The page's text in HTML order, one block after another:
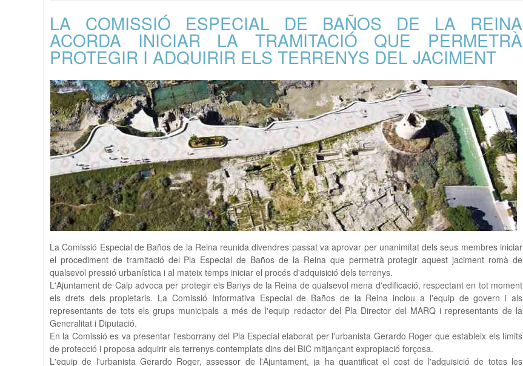
LA COMISSIÓ ESPECIAL DE BAÑOS DE LA REINA
ACORDA INICIAR LA TRAMITACIÓ QUE PERMETRÀ
PROTEGIR I ADQUIRIR ELS TERRENYS DEL JACIMENT
La Comissió Especial de Baños de la Reina reunida divendres passat va aprovar per unanimitat dels seus membres iniciar
el procediment de tramitació del Pla Especial de Baños de la Reina que permetrà protegir aquest jaciment romà de
qualsevol pressió urbanística i al mateix temps iniciar el procés d'adquisició dels terrenys.
L'Ajuntament de Calp advoca per protegir els Banys de la Reina de qualsevol mena d'edificació, respectant en tot moment
els drets dels propietaris. La Comissió Informativa Especial de Baños de la Reina inclou a l'equip de govern i als
representants de tots els grups municipals a més de l'equip redactor del Pla Director del MARQ i representants de la
Generalitat i Diputació.
En la Comissió es va presentar l'esborrany del Pla Especial elaborat per l'urbanista Gerardo Roger que estableix els límits
de protecció i proposa adquirir els terrenys contemplats dins del BIC mitjançant expropiació forçosa.
L'equip de l'urbanista Gerardo Roger, assessor de l'Ajuntament, ja ha quantificat el cost de l'adquisició de totes les